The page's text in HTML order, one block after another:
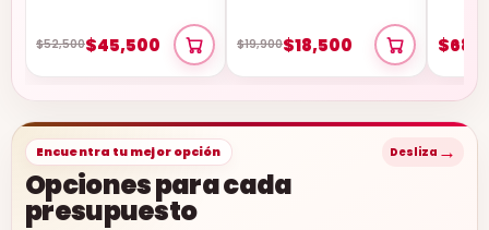
$52,500$45,500 $19,900$18,500
Encuentra tu mejor opción
Opciones para cada
presupuesto
Desliza →